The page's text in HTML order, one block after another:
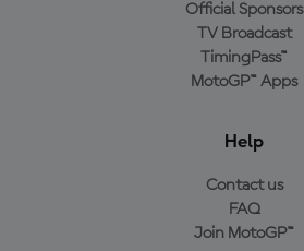
Official Sponsors
TV Broadcast
TimingPass™
MotoGP™ Apps
Help
Contact us
FAQ
Join MotoGP™